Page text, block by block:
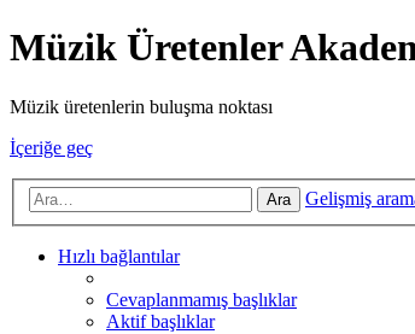
Müzik Üretenler
Müzik üretenlerin buluşma noktası
İçeriğe geç
Ara Gelişmiş
Hızlı bağlantılar
Cevaplanmamış başlıklar
Aktif başlıklar